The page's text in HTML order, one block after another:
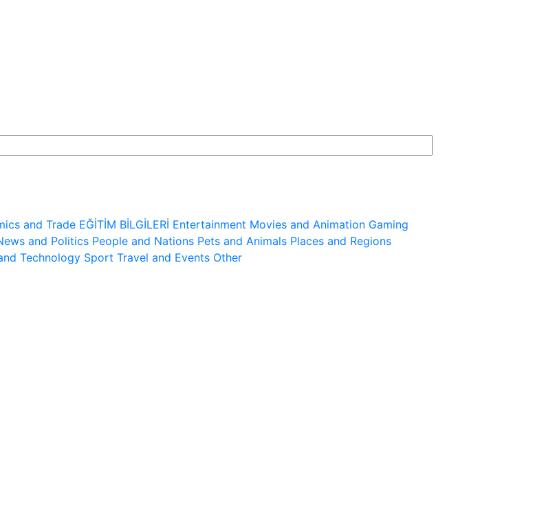
and Trade EĞİTİM BİLGİLERİ Entertainment Movies and Animation Gaming
and Politics People and Nations Pets and Animals Places and Regions
Technology Sport Travel and Events Other